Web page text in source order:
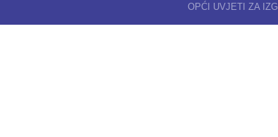
OPĆI UVJETI ZA